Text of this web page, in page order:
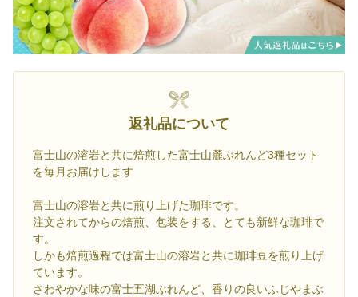
返礼品について
富士山の溶岩と共に焙煎した富士山麓ぶれんど3種セット
を毎月お届けします
富士山の溶岩と共に煎り上げた珈琲です。
注文されてからの焙煎、包装をする、とても新鮮な珈琲で
す。
しかも焙煎過程では富士山の溶岩と共に珈琲豆を煎り上げ
ています。
さわやかな味の富士五湖ぶれんど、香りの良いふじやまぶ